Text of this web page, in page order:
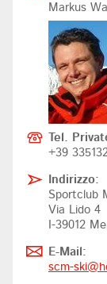
Markus
Tel.
+39
Indirizzo:
Sportclub
Via Lido 4
I-39012
E-Mail:
scm-ski@